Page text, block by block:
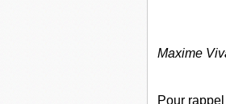
Maxime
Pour rappel